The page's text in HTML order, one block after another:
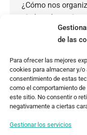
de las
Para ofrecer las mejores
cookies para almacenar y/o
consentimiento de estas
como el comportamiento
este sitio. No consentir o
negativamente a ciertas
Gestionar los servicios
¿Cómo nos
piedras de
noviembre
el para qué nos
organizamos es
Señales, trazos y
de charlas, peli,